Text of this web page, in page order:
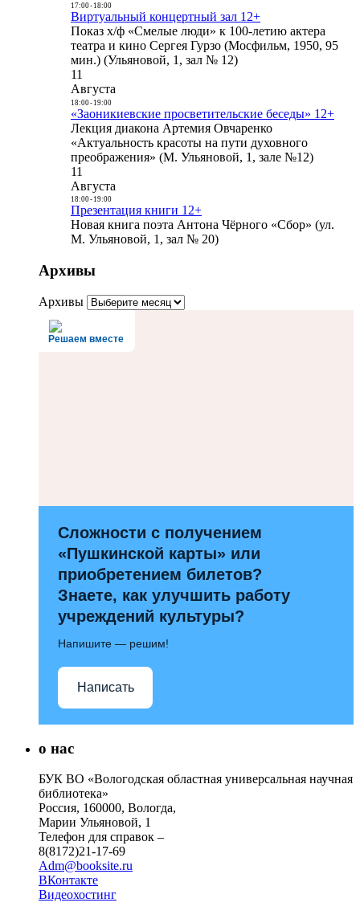
17:00- 18:00
Виртуальный концертный зал 12+
Показ х/ф «Смелые люди» к 100-летию актера
театра и кино Сергея Гурзо (Мосфильм, 1950, 95
мин.) (Ульяновой, 1, зал № 12)
11
Августа
18:00- 19:00
«Заоникиевские просветительские беседы» 12+
Лекция диакона Артемия Овчаренко
«Актуальность красоты на пути духовного
преображения» (М. Ульяновой, 1, зале №12)
11
Августа
18:00- 19:00
Презентация книги 12+
Новая книга поэта Антона Чёрного «Сбор» (ул.
М. Ульяновой, 1, зал № 20)
Архивы
Архивы
Решаем вместе
Сложности с получением
«Пушкинской карты» или
приобретением билетов?
Знаете, как улучшить работу
учреждений культуры?
Напишите — решим!
Написать
о нас
БУК ВО «Вологодская областная универсальная научная
библиотека»
Россия, 160000, Вологда,
Марии Ульяновой, 1
Телефон для справок –
8(8172)21-17-69
Adm@booksite.ru
ВКонтакте
Видеохостинг